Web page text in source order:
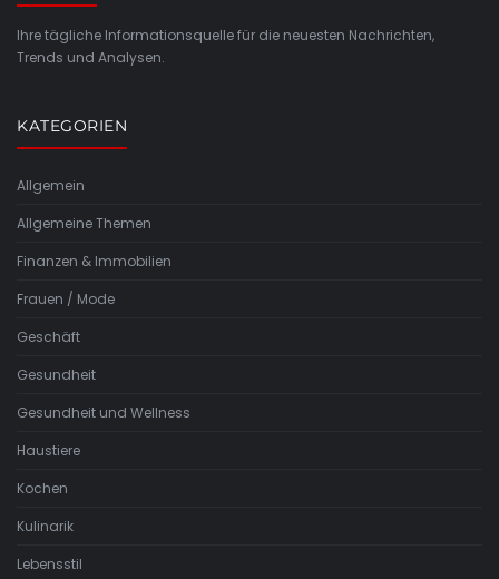
Ihre tägliche Informationsquelle für die neuesten Nachrichten,
Trends und Analysen.
KATEGORIEN
Allgemein
Allgemeine Themen
Finanzen & Immobilien
Frauen / Mode
Geschäft
Gesundheit
Gesundheit und Wellness
Haustiere
Kochen
Kulinarik
Lebensstil